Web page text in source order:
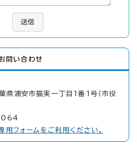
送信
問い合わせ
浦安市猫実一丁目1番1号（市役
用フォームをご利用ください。